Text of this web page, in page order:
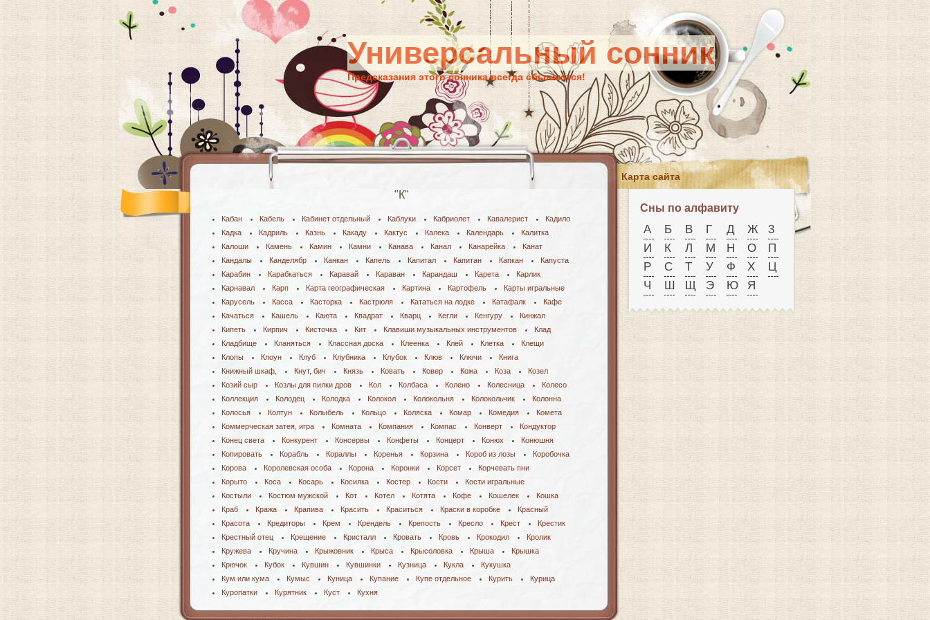
Универсальный сонник
Предсказания этого сонника всегда сбываются!
Карта сайта
"К"
Кабан Кабель Кабинет отдельный Каблуки Кабриолет Кавалерист
Кадило
Кадка
Кадриль Казнь Какаду Кактус Калека Календарь
Калитка
Калоши
Камень Камин Камни Канава Канал Канарейка
Канат
Кандалы
Канделябр Канкан Капель Капитал Капитан Капкан
Капуста
Карабин
Карабкаться Каравай Караван Карандаш Карета
Карлик
Карнавал
Карп Карта географическая Картина Картофель
Карты игральные
Карусель
Касса Касторка Кастрюля Кататься на лодке Катафалк
Кафе
Качаться
Кашель Каюта Квадрат Кварц Кегли Кенгуру
Кинжал
Кипеть
Кирпич Кисточка Кит Клавиши музыкальных инструментов
Клад
Кладбище
Кланяться Классная доска Клеенка Клей Клетка
Клещи
Клопы
Клоун Клуб Клубника Клубок Клюв Ключи
Книга
Книжный шкаф,
Кнут, бич Князь Ковать Ковер Кожа Коза
Козел
Козий сыр
Козлы для пилки дров Кол Колбаса Колено Колесница
Колесо
Коллекция
Колодец Колодка Колокол Колокольня Колокольчик
Колонна
Колосья
Колтун Колыбель Кольцо Коляска Комар Комедия
Комета
Коммерческая затея, игра
Комната Компания Компас Конверт
Кондуктор
Конец света
Конкурент Консервы Конфеты Концерт Конюх
Конюшня
Копировать
Корабль Кораллы Коренья Корзина Короб из лозы
Коробочка
Корова
Королевская особа Корона Коронки Корсет
Корчевать пни
Корыто
Коса Косарь Косилка Костер Кости
Кости игральные
Костыли
Костюм мужской Кот Котел Котята Кофе Кошелек
Кошка
Краб
Кража Крапива Красить Краситься Краски в коробке
Красный
Красота
Кредиторы Крем Крендель Крепость Кресло Крест
Крестик
Крестный отец
Крещение Кристалл Кровать Кровь Крокодил
Кролик
Кружева
Кручина Крыжовник Крыса Крысоловка Крыша
Крышка
Крючок
Кубок Кувшин Кувшинки Кузница Кукла
Кукушка
Кум или кума
Кумыс Куница Купание Купе отдельное Курить
Курица
Куропатки
Курятник Куст Кухня
Сны по алфавиту
А Б В Г Д Ж
3
И
К Л М Н О
П
Р
С Т У Ф X
Ц
Ч
Ш Щ Э Ю Я